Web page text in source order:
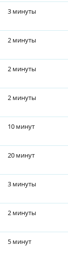
3 минуты
2 минуты
2 минуты
2 минуты
10 минут
20 минут
3 минуты
2 минуты
5 минут